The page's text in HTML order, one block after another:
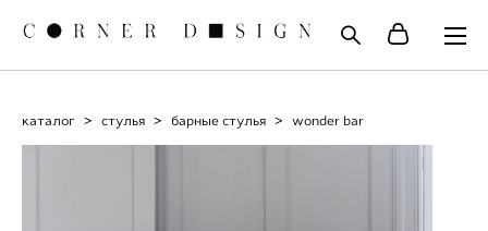
каталог > стулья > барные стулья > wonder bar